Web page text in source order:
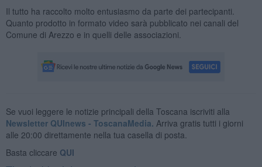
Il tutto ha raccolto molto entusiasmo da parte dei partecipanti.
Quanto prodotto in formato video sarà pubblicato nei canali del
Comune di Arezzo e in quelli delle associazioni.
Se vuoi leggere le notizie principali della Toscana iscriviti alla
Newsletter QUInews - ToscanaMedia. Arriva gratis tutti i giorni
alle 20:00 direttamente nella tua casella di posta.
Basta cliccare QUI